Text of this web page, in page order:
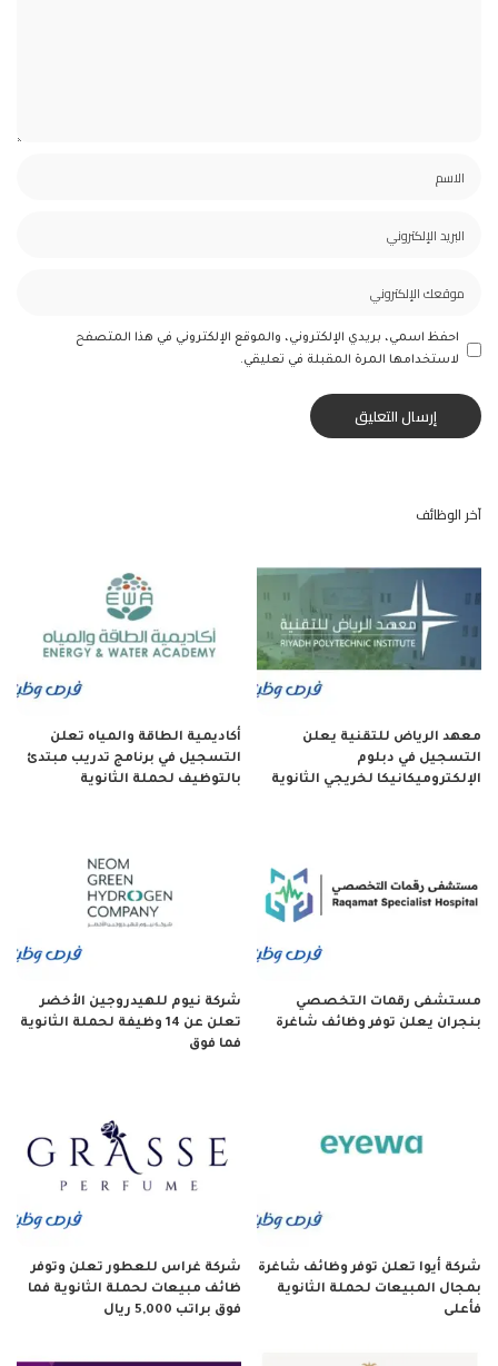
احفظ اسمي، بريدي الإلكتروني، والموقع الإلكتروني في هذا المتصفح
لاستخدامها المرة المقبلة في تعليقي.
آخر الوظائف
معهد الرياض للتقنية يعلن
التسجيل في دبلوم
الإلكتروميكانيكا لخريجي الثانوية
أكاديمية الطاقة والمياه تعلن
التسجيل في برنامج تدريب مبتدئ
بالتوظيف لحملة الثانوية
مستشفى رقمات التخصصي
بنجران يعلن توفر وظائف شاغرة
شركة نيوم للهيدروجين الأخضر
تعلن عن 14 وظيفة لحملة الثانوية
فما فوق
شركة أيوا تعلن توفر وظائف شاغرة
بمجال المبيعات لحملة الثانوية
فأعلى
شركة غراس للعطور تعلن وتوفر
ظائف مبيعات لحملة الثانوية فما
فوق براتب 5,000 ريال